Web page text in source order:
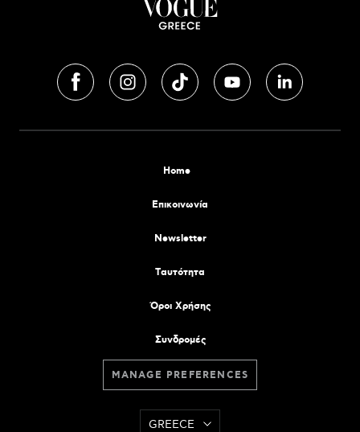
Home
Επικοινωνία
Newsletter
Tαυτότητα
Όροι Χρήσης
Συνδρομές
MANAGE PREFERENCES
GREECE